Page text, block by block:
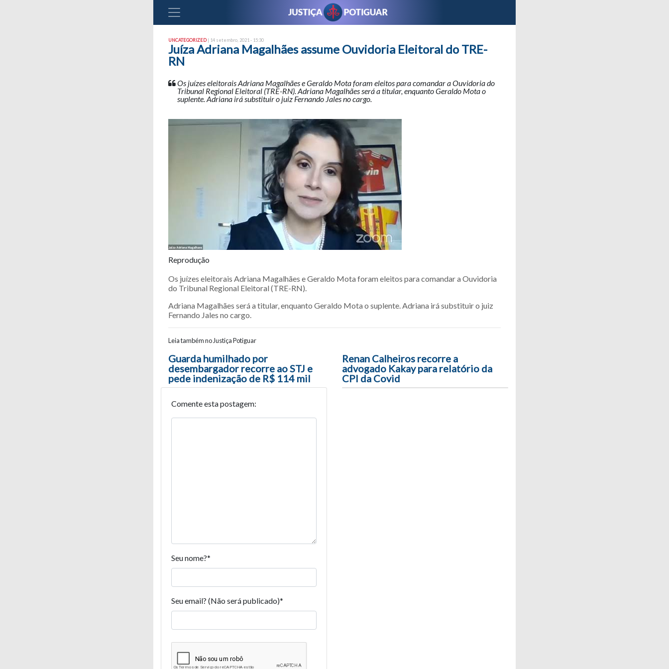
UNCATEGORIZED| 14 setembro, 2021 - 15:30
Juíza Adriana Magalhães assume Ouvidoria Eleitoral do TRE-
RN
Os juízes eleitorais Adriana Magalhães e Geraldo Mota foram eleitos para comandar a Ouvidoria do
Tribunal Regional Eleitoral (TRE-RN). Adriana Magalhães será a titular, enquanto Geraldo Mota o
suplente. Adriana irá substituir o juiz Fernando Jales no cargo.
Reprodução
Os juízes eleitorais Adriana Magalhães e Geraldo Mota foram eleitos para comandar a Ouvidoria
do Tribunal Regional Eleitoral (TRE-RN).
Adriana Magalhães será a titular, enquanto Geraldo Mota o suplente. Adriana irá substituir o juiz
Fernando Jales no cargo.
Leia também no Justiça Potiguar
Navegação entre posts
Guarda humilhado por
desembargador recorre ao STJ e
pede indenização de R$ 114 mil
Renan Calheiros recorre a
advogado Kakay para relatório da
CPI da Covid
Comente esta postagem:
Seu nome?*
Seu email? (Não será publicado)*